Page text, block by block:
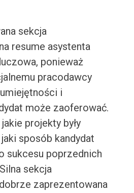
sekcja
resume asystenta
ponieważ
pracodawcy
i
może zaoferować.
projekty były
sposób kandydat
sukcesu poprzednich
sekcja
zaprezentowana